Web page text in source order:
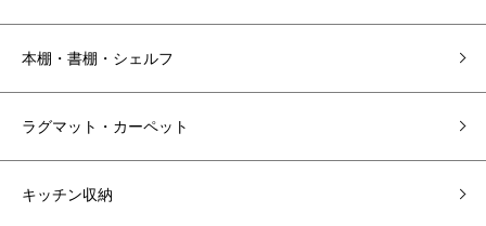
本棚・書棚・シェルフ
ラグマット・カーペット
キッチン収納